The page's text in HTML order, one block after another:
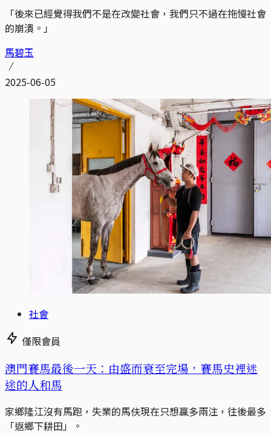
「後來已經覺得我們不是在改變社會，我們只不過在拖慢社會
的崩潰。」
馬碧玉
2025-06-05
社會
僅限會員
澳門賽馬最後一天：由盛而衰至完場，賽馬史裡迷
途的人和馬
家鄉隆江沒有馬跑，失業的馬伕現在只想贏多兩注，往後最多
「返鄉下耕田」。